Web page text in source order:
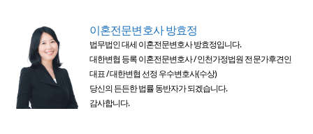
이혼전문변호사 방효정
법무법인 대세 이혼전문변호사 방효정입니다.
대한변협 등록 이혼전문변호사 / 인천가정법원 전문가후견인
대표 / 대한변협 선정 우수변호사(수상)
당신의 든든한 법률 동반자가 되겠습니다.
감사합니다.